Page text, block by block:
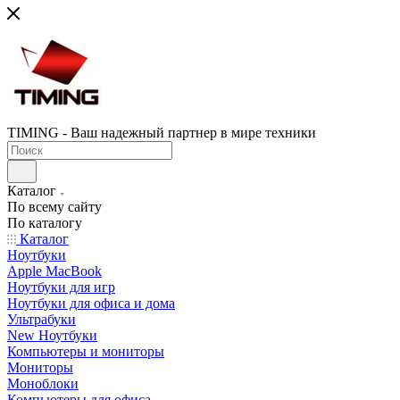
TIMING - Ваш надежный партнер в мире техники
Каталог
По всему сайту
По каталогу
Каталог
Ноутбуки
Apple MacBook
Ноутбуки для игр
Ноутбуки для офиса и дома
Ультрабуки
New Ноутбуки
Компьютеры и мониторы
Мониторы
Моноблоки